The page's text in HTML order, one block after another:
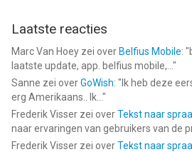
Laatste reacties
Marc Van Hoey zei over Belfius Mobile: "
laatste update, app. belfius mobile,... "
Sanne zei overGoWish: " Ik heb deze
erg Amerikaans.. Ik... "
Frederik Visser zei overTekst naar
naar ervaringen van gebruikers van de
Frederik Visser zei overTekst naar